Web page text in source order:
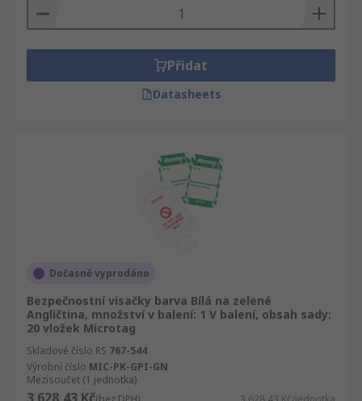
Přidat
Datasheets
Dočasně vyprodáno
Bezpečnostní visačky barva Bílá na zelené
Angličtina, množství v balení: 1 V balení, obsah sady:
20 vložek Microtag
Skladové číslo RS 767-544
Výrobní číslo MIC-PK-GPI-GN
Mezisoučet (1 jednotka)